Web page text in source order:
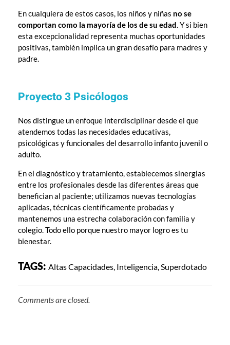
En cualquiera de estos casos, los niños y niñas no se
comportan como la mayoría de los de su edad. Y si bien
esta excepcionalidad representa muchas oportunidades
positivas, también implica un gran desafío para madres y
padre.
Proyecto 3 Psicólogos
Nos distingue un enfoque interdisciplinar desde el que
atendemos todas las necesidades educativas,
psicológicas y funcionales del desarrollo infanto juvenil o
adulto.
En el diagnóstico y tratamiento, establecemos sinergias
entre los profesionales desde las diferentes áreas que
benefician al paciente; utilizamos nuevas tecnologías
aplicadas, técnicas científicamente probadas y
mantenemos una estrecha colaboración con familia y
colegio. Todo ello porque nuestro mayor logro es tu
bienestar.
TAGS: Altas Capacidades, Inteligencia,Superdotado
Comments are closed.